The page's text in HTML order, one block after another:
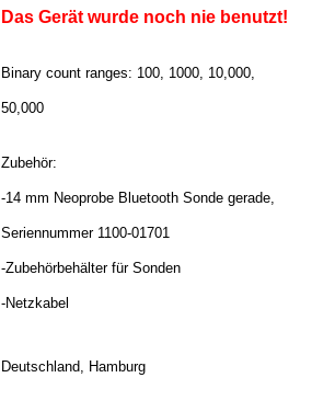
Das Gerät wurde noch nie benutzt!
Binary count ranges: 100, 1000, 10,000,
50,000
Zubehör:
-14 mm Neoprobe Bluetooth Sonde gerade,
Seriennummer 1100-01701
-Zubehörbehälter für Sonden
-Netzkabel
Deutschland, Hamburg